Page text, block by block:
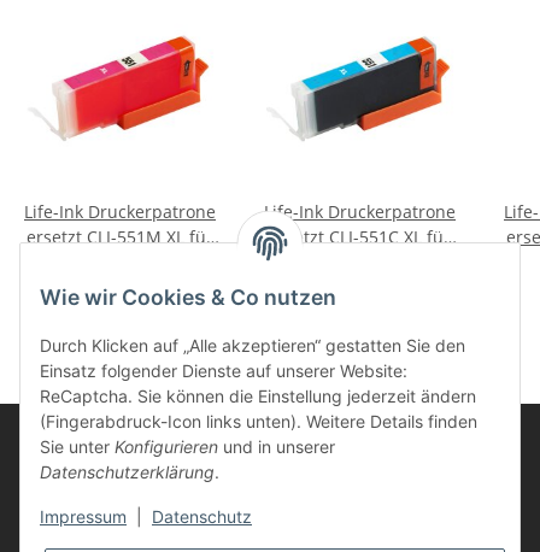
Life-Ink Druckerpatrone
ersetzt CLI-551M XL für
mit Chip
Life-Ink Druckerpatrone
ersetzt CLI-551C XL für
Canon Drucker cyan mit
Wie wir Cookies & Co nutzen
Durch Klicken auf „Alle akzeptieren“ gestatten Sie den
Einsatz folgender Dienste auf unserer Website:
ReCaptcha. Sie können die Einstellung jederzeit ändern
(Fingerabdruck-Icon links unten). Weitere Details finden
Sie unter Konfigurieren und in unserer
Datenschutzerklärung.
Impressum Datenschutz